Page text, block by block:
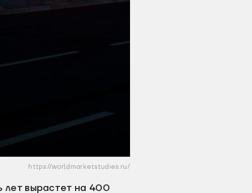
https://worldmarketstudies.ru/
лет вырастет на 400